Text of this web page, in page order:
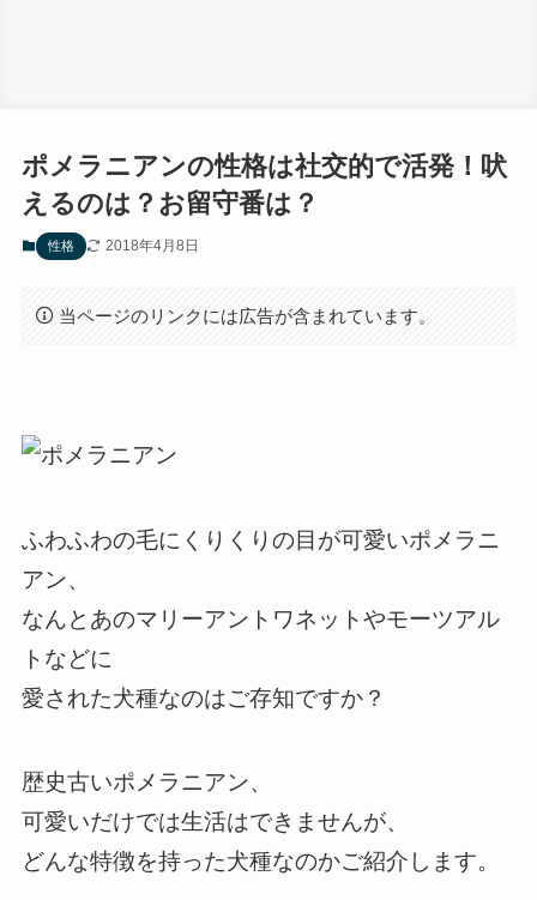
ポメラニアンの性格は社交的で活発！吠
えるのは？お留守番は？
性格 2018年4月8日
当ページのリンクには広告が含まれています。
ふわふわの毛にくりくりの目が可愛いポメラニ
アン、
なんとあのマリーアントワネットやモーツアル
トなどに
愛された犬種なのはご存知ですか？
歴史古いポメラニアン、
可愛いだけでは生活はできませんが、
どんな特徴を持った犬種なのかご紹介します。